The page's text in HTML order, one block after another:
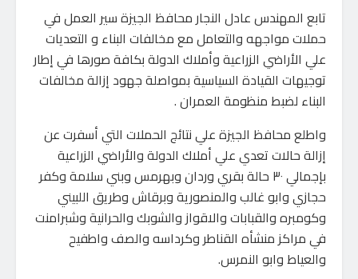
تابع المهندس عادل النجار محافظ الجيزة سير العمل في
حملات مواجهه والتعامل مع مخالفات البناء و التعديات
علي الأراضي الزراعية وأملاك الدولة بكافة صورها في إطار
توجيهات القيادة السياسية بمواصلة جهود إزالة مخالفات
البناء لضبط منظومة العمران .
واطلع محافظ الجيزة علي نتائج الحملات التي أسفرت عن
إزالة حالات تعدي علي أملاك الدولة والأراضي الزراعية
بإجمالي ٣٠ حالة بقري وردان وبهرمس وبني سلامة وكفر
حجازي وابو غالب والمنصورية وبرقاش وطريق اللبيني
وكومبره والقبابات والاقواز والشوبك والحرانية وشبرامنت
في مراكز منشأه القناطر وكرداسه والصف واطفيح
والعياط وابو النمرس.